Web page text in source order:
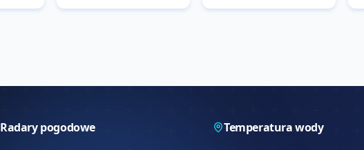
Radary pogodowe Temperatura wody